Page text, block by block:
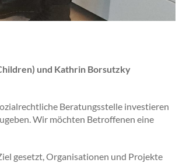
und Kathrin Borsutzky
Beratungsstelle investieren
Wir möchten Betroffenen eine
gesetzt, Organisationen und Projekte